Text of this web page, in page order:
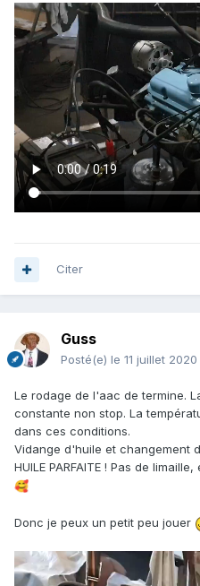
Citer
Guss
Posté(e) le 11 juillet 2020
Le rodage de l'aac de termine.
constante non stop. La
dans ces conditions.
Vidange d'huile et changement
HUILE PARFAITE ! Pas de
🥰
Donc je peux un petit peu jouer